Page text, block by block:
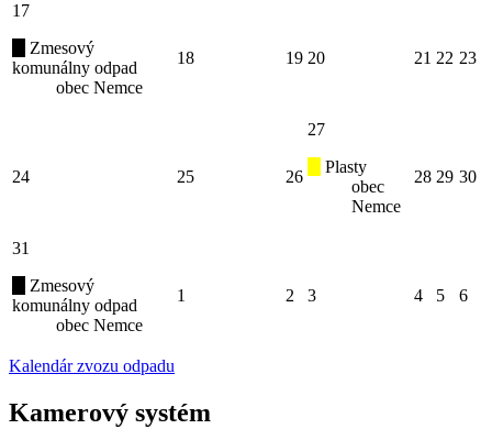
17
Zmesový
komunálny odpad
obec Nemce
18 19 20 21 22 23
24 25 26
27
Plasty
obec
Nemce
28 29 30
31
Zmesový
komunálny odpad
obec Nemce
1 2 3 4 5 6
Kalendár zvozu odpadu
Kamerový systém